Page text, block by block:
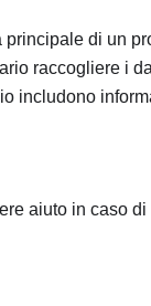
di un
raccogliere i
includono
aiuto in caso di